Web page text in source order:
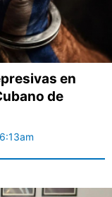
en
de